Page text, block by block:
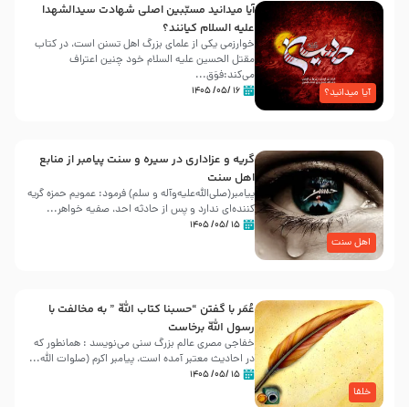
آیا میدانید؟
آیا میدانید مسبّبین اصلی شهادت سیدالشهدا
علیه ‌السلام کیانند؟
خوارزمی یکی از علمای بزرگ اهل تسنن است، در کتاب
مقتل الحسین علیه ‌السلام خود چنین اعتراف
می‌کند:فوَق...
۱۶ /۰۵/ ۱۴۰۵
اهل سنت
گریه و عزاداری در سیره و سنت پیامبر از منابع
اهل سنت
پیامبر(صلی‌الله‌علیه‌وآله و سلم) فرمود: عمویم حمزه گریه
کننده‌ای ندارد و پس از حادثه احد، صفیه خواهر...
۱۵ /۰۵/ ۱۴۰۵
خلفا
عُمَر با گفتن “حسبنا كتاب اللّه ” به مخالفت با
رسول اللّه برخاست
خفاجی مصری عالم بزرگ سنی می‌نویسد : همانطور که
در احادیث معتبر آمده است، پیامبر اکرم (صلوات اللّه...
۱۵ /۰۵/ ۱۴۰۵